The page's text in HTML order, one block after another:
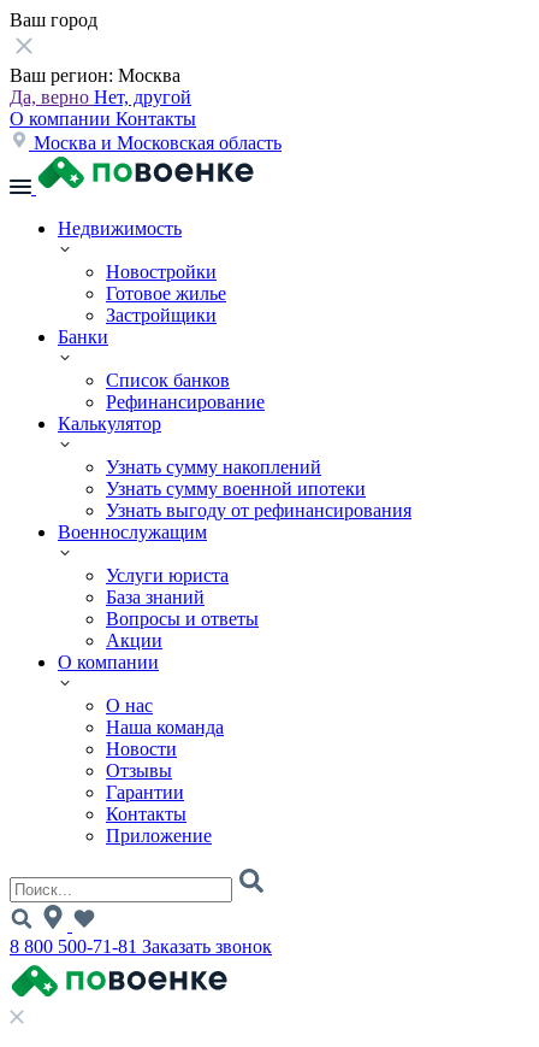
Ваш город
Ваш регион: Москва
Да, верно Нет, другой
О компании Контакты
Москва и Московская область
Недвижимость
Новостройки
Готовое жилье
Застройщики
Банки
Список банков
Рефинансирование
Калькулятор
Узнать сумму накоплений
Узнать сумму военной ипотеки
Узнать выгоду от рефинансирования
Военнослужащим
Услуги юриста
База знаний
Вопросы и ответы
Акции
О компании
О нас
Наша команда
Новости
Отзывы
Гарантии
Контакты
Приложение
8 800 500-71-81 Заказать звонок